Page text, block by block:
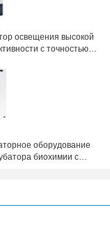
освещения высокой
с точностью
оборудование
биохимии с